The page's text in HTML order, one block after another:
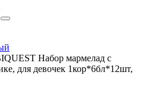
Набор мармелад с
для девочек 1кор*6бл*12шт,